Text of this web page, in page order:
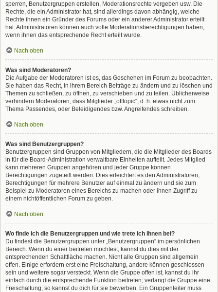
sperren, Benutzergruppen erstellen, Moderationsrechte vergeben usw. Die
Rechte, die ein Administrator hat, sind allerdings davon abhängig, welche
Rechte ihnen ein Gründer des Forums oder ein anderer Administrator erteilt
hat. Administratoren können auch volle Moderationsberechtigungen haben,
wenn ihnen das entsprechende Recht erteilt wurde.
Nach oben
Was sind Moderatoren?
Die Aufgabe der Moderatoren ist es, das Geschehen im Forum zu beobachten.
Sie haben das Recht, in ihrem Bereich Beiträge zu ändern und zu löschen und
Themen zu schließen, zu öffnen, zu verschieben und zu teilen. Üblicherweise
verhindern Moderatoren, dass Mitglieder „offtopic“, d. h. etwas nicht zum
Thema Passendes, oder Beleidigendes bzw. Angreifendes schreiben.
Nach oben
Was sind Benutzergruppen?
Benutzergruppen sind Gruppen von Mitgliedern, die die Mitglieder des Boards
in für die Board-Administration verwaltbare Einheiten aufteilt. Jedes Mitglied
kann mehreren Gruppen angehören und jeder Gruppe können
Berechtigungen zugeteilt werden. Dies erleichtert es den Administratoren,
Berechtigungen für mehrere Benutzer auf einmal zu ändern und sie zum
Beispiel zu Moderatoren eines Bereichs zu machen oder ihnen Zugriff zu
einem nichtöffentlichen Forum zu geben.
Nach oben
Wo finde ich die Benutzergruppen und wie trete ich ihnen bei?
Du findest die Benutzergruppen unter „Benutzergruppen“ im persönlichen
Bereich. Wenn du einer beitreten möchtest, kannst du dies mit der
entsprechenden Schaltfläche machen. Nicht alle Gruppen sind allgemein
offen. Einige erfordern erst eine Freischaltung, andere können geschlossen
sein und weitere sogar versteckt. Wenn die Gruppe offen ist, kannst du ihr
einfach durch die entsprechende Funktion beitreten; verlangt die Gruppe eine
Freischaltung, so kannst du dich für sie bewerben. Ein Gruppenleiter muss